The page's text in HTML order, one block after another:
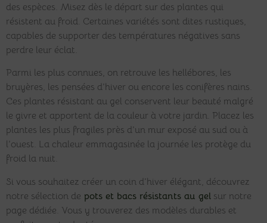
des espèces. Misez dès le départ sur des plantes qui
résistent au froid. Certaines variétés sont dites rustiques,
capables de supporter des températures négatives sans
perdre leur éclat.
Parmi les plus connues, on retrouve les hellébores, les
bruyères, les pensées d’hiver ou encore les conifères nains.
Ces plantes résistant au gel conservent leur beauté malgré
le givre et apportent de la couleur à votre jardin. Placez les
plantes les plus fragiles près d’un mur exposé au sud ou à
l’ouest. La chaleur emmagasinée la journée les protège du
froid la nuit.
Si vous souhaitez créer un coin d’hiver élégant, découvrez
notre sélection de pots et bacs résistants au gel sur notre
page dédiée. Vous y trouverez des modèles durables et